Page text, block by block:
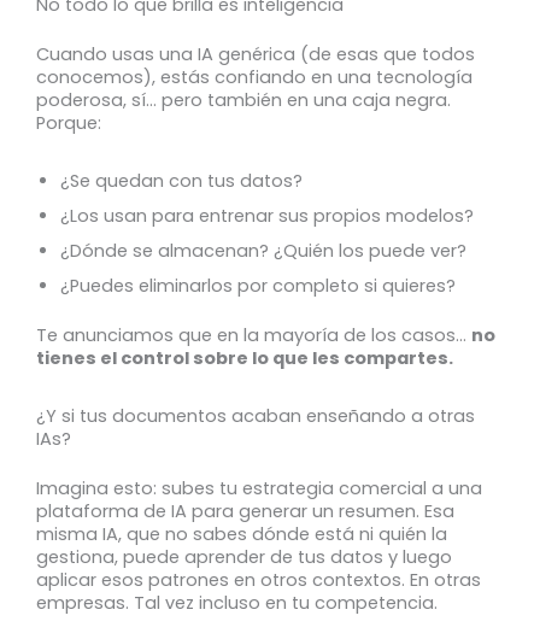
No todo lo que brilla es inteligencia
Cuando usas una IA genérica (de esas que todos
conocemos), estás confiando en una tecnología
poderosa, sí… pero también en una caja negra.
Porque:
¿Se quedan con tus datos?
¿Los usan para entrenar sus propios modelos?
¿Dónde se almacenan? ¿Quién los puede ver?
¿Puedes eliminarlos por completo si quieres?
Te anunciamos que en la mayoría de los casos… no
tienes el control sobre lo que les compartes.
¿Y si tus documentos acaban enseñando a otras
IAs?
Imagina esto: subes tu estrategia comercial a una
plataforma de IA para generar un resumen. Esa
misma IA, que no sabes dónde está ni quién la
gestiona, puede aprender de tus datos y luego
aplicar esos patrones en otros contextos. En otras
empresas. Tal vez incluso en tu competencia.